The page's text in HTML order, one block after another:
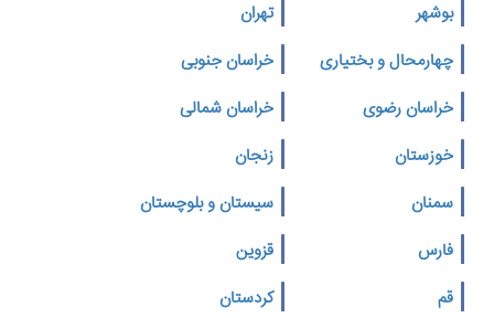
بوشهر
تهران
چهارمحال و بختیاری
خراسان جنوبی
خراسان رضوی
خراسان شمالی
خوزستان
زنجان
سمنان
سیستان و بلوچستان
فارس
قزوین
قم
کردستان